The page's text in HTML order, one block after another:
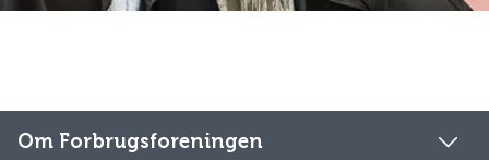
Om Forbrugsforeningen